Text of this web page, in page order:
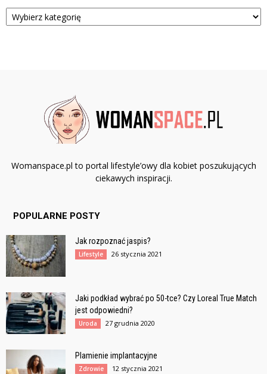
Kategorie
Womanspace.pl to portal lifestyle’owy dla kobiet poszukujących
ciekawych inspiracji.
POPULARNE POSTY
Jak rozpoznać jaspis?
Lifestyle 26 stycznia 2021
Jaki podkład wybrać po 50-tce? Czy Loreal True Match
jest odpowiedni?
Uroda 27 grudnia 2020
Plamienie implantacyjne
Zdrowie 12 stycznia 2021